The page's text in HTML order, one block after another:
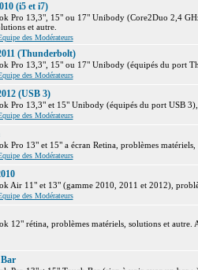
(i5 et i7)
Pro 13,3", 15" ou 17" Unibody (Core2Duo 2,4
et autre.
des Modérateurs
(Thunderbolt)
Pro 13,3", 15" ou 17" Unibody (équipés du port
des Modérateurs
(USB 3)
Pro 13,3" et 15" Unibody (équipés du port USB
des Modérateurs
Pro 13" et 15" a écran Retina, problèmes matériels,
des Modérateurs
Air 11" et 13" (gamme 2010, 2011 et 2012),
des Modérateurs
12" rétina, problèmes matériels, solutions et